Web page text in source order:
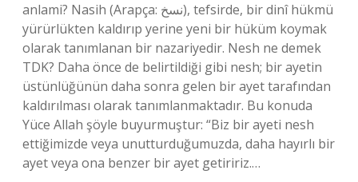
anlami? Nasih (Arapça: نسخ), tefsirde, bir dinî hükmü
yürürlükten kaldırıp yerine yeni bir hüküm koymak
olarak tanımlanan bir nazariyedir. Nesh ne demek
TDK? Daha önce de belirtildiği gibi nesh; bir ayetin
üstünlüğünün daha sonra gelen bir ayet tarafından
kaldırılması olarak tanımlanmaktadır. Bu konuda
Yüce Allah şöyle buyurmuştur: “Biz bir ayeti nesh
ettiğimizde veya unutturduğumuzda, daha hayırlı bir
ayet veya ona benzer bir ayet getiririz.…